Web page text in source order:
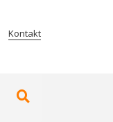
Kontakt